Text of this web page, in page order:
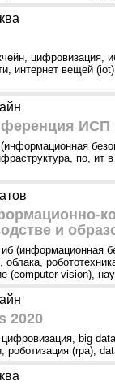
, цифровизация,
, интернет вещей (iot)
ИСП
, по, ит
и
иб (информационная
, облака,
(computer vision),
2020
цифровизация, big data
, роботизация (rpa),